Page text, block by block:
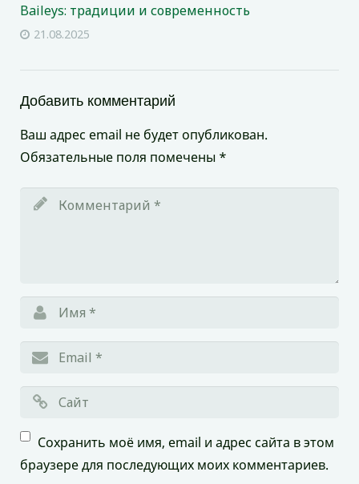
Baileys: традиции и современность
21.08.2025
Добавить комментарий
Ваш адрес email не будет опубликован.
Обязательные поля помечены *
Сохранить моё имя, email и адрес сайта в этом
браузере для последующих моих комментариев.